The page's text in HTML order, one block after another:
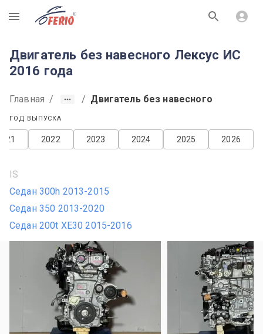
R
Двигатель без навесного Лексус ИС
2016 года
Главная / / Двигатель без навесного
ГОД ВЫПУСКА
2026
2025
2024
2023
2022
IS
Седан 300h 2013-2015
Седан 350 2013-2020
Седан 200t XE30 2015-2016